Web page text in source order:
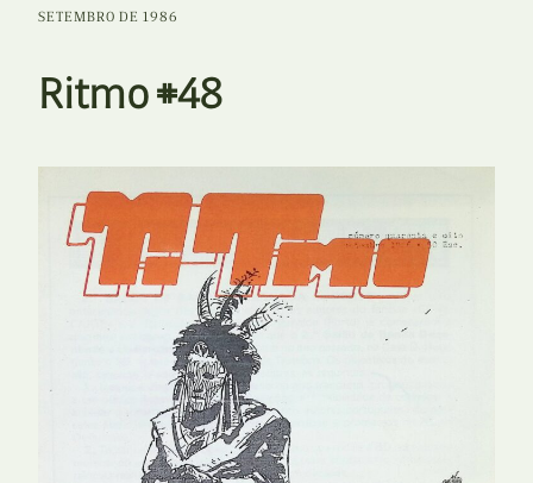
SETEMBRO DE 1986
Ritmo #48